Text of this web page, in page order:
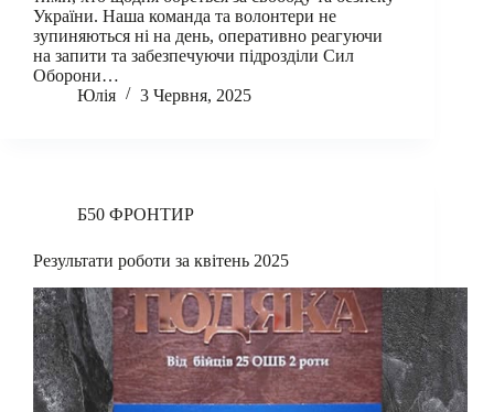
України. Наша команда та волонтери не
зупиняються ні на день, оперативно реагуючи
на запити та забезпечуючи підрозділи Сил
Оборони…
Юлія
3 Червня, 2025
Б50 ФРОНТИР
Результати роботи за квітень 2025